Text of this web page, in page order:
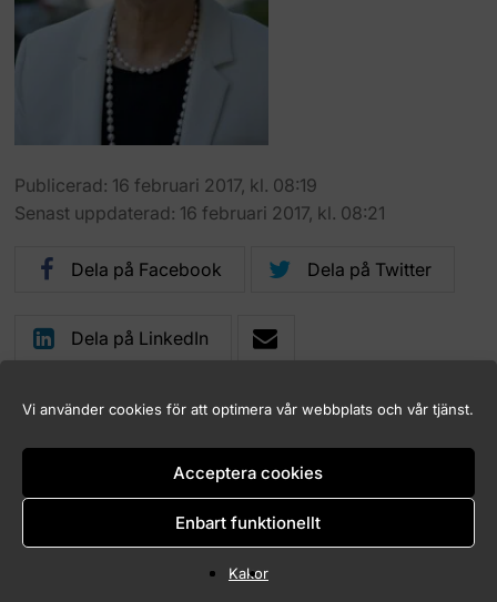
Vi använder cookies för att optimera vår webbplats och vår tjänst.
Acceptera cookies
Enbart funktionellt
Kakor
Publicerad: 16 februari 2017, kl. 08:19
Senast uppdaterad: 16 februari 2017, kl. 08:21
Dela på Facebook Dela på Twitter
Dela på LinkedIn
Logga in (endast för Marknadskontrollrådets medlemmar)
Tillgänglighet för marknadskontroll.se
Copyright © 2026 Marknadskontrollrådet